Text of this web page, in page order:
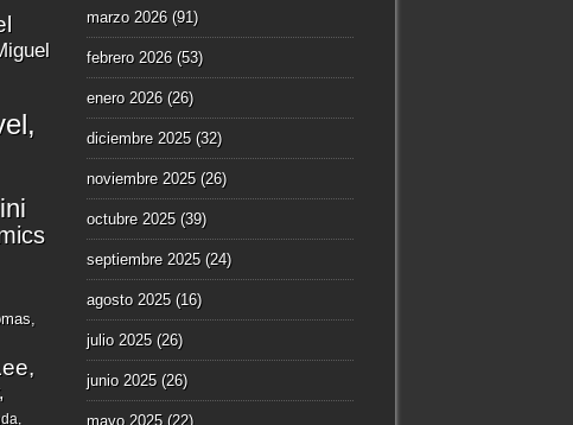
marzo 2026(91)
febrero 2026(53)
enero 2026(26)
diciembre 2025(32)
noviembre 2025(26)
octubre 2025(39)
septiembre 2025(24)
agosto 2025(16)
julio 2025(26)
junio 2025(26)
mayo 2025(22)